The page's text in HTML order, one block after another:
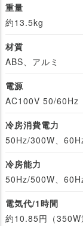
重量
約13.5kg
材質
ABS、アルミ
電源
AC100V 50/60Hz
冷房消費電力
50Hz/300W、
冷房能力
50Hz/500W、
電気代/1時間
約10.85円（350W